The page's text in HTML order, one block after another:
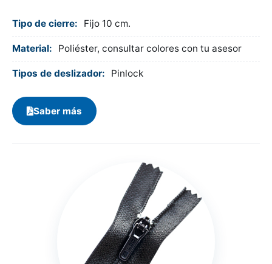
Tipo de cierre: Fijo 10 cm.
Material: Poliéster, consultar colores con tu asesor
Tipos de deslizador: Pinlock
Saber más